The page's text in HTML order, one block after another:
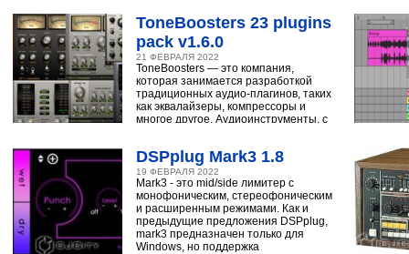
ToneBoosters 23 plugins
pack v1.6.0
21 ФЕВРАЛЯ 2022
ToneBoosters — это компания,
которая занимается разработкой
традиционных аудио-плагинов, таких
как эквалайзеры, компрессоры и
многое другое. Аудиоинструменты, с
DSPplug Mark3 1.8
19 ФЕВРАЛЯ 2022
Mark3 - это mid/side лимитер с
монофоническим, стереофоническим
и расширенным режимами. Как и
предыдущие предложения DSPplug,
mark3 предназначен только для
Windows, но поддержка